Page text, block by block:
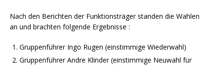
Nach den Berichten der Funktionsträger standen die Wahlen
an und brachten folgende Ergebnisse :
Gruppenführer Ingo Rugen (einstimmige Wiederwahl)
Gruppenführer Andre Klinder (einstimmige Neuwahl für